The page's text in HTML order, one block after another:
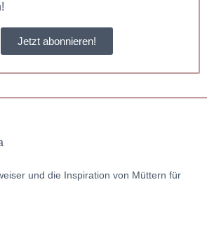
Jetzt abonnieren!
und die Inspiration von Müttern für